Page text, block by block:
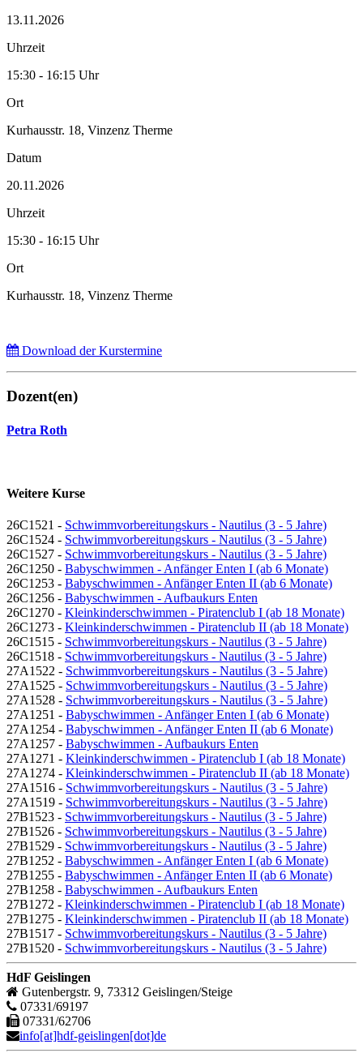
13.11.2026
Uhrzeit
15:30 - 16:15 Uhr
Ort
Kurhausstr. 18, Vinzenz Therme
Datum
20.11.2026
Uhrzeit
15:30 - 16:15 Uhr
Ort
Kurhausstr. 18, Vinzenz Therme
Download der Kurstermine
Dozent(en)
Petra Roth
Weitere Kurse
26C1521 - Schwimmvorbereitungskurs - Nautilus (3 - 5 Jahre)
26C1524 - Schwimmvorbereitungskurs - Nautilus (3 - 5 Jahre)
26C1527 - Schwimmvorbereitungskurs - Nautilus (3 - 5 Jahre)
26C1250 - Babyschwimmen - Anfänger Enten I (ab 6 Monate)
26C1253 - Babyschwimmen - Anfänger Enten II (ab 6 Monate)
26C1256 - Babyschwimmen - Aufbaukurs Enten
26C1270 - Kleinkinderschwimmen - Piratenclub I (ab 18 Monate)
26C1273 - Kleinkinderschwimmen - Piratenclub II (ab 18 Monate)
26C1515 - Schwimmvorbereitungskurs - Nautilus (3 - 5 Jahre)
26C1518 - Schwimmvorbereitungskurs - Nautilus (3 - 5 Jahre)
27A1522 - Schwimmvorbereitungskurs - Nautilus (3 - 5 Jahre)
27A1525 - Schwimmvorbereitungskurs - Nautilus (3 - 5 Jahre)
27A1528 - Schwimmvorbereitungskurs - Nautilus (3 - 5 Jahre)
27A1251 - Babyschwimmen - Anfänger Enten I (ab 6 Monate)
27A1254 - Babyschwimmen - Anfänger Enten II (ab 6 Monate)
27A1257 - Babyschwimmen - Aufbaukurs Enten
27A1271 - Kleinkinderschwimmen - Piratenclub I (ab 18 Monate)
27A1274 - Kleinkinderschwimmen - Piratenclub II (ab 18 Monate)
27A1516 - Schwimmvorbereitungskurs - Nautilus (3 - 5 Jahre)
27A1519 - Schwimmvorbereitungskurs - Nautilus (3 - 5 Jahre)
27B1523 - Schwimmvorbereitungskurs - Nautilus (3 - 5 Jahre)
27B1526 - Schwimmvorbereitungskurs - Nautilus (3 - 5 Jahre)
27B1529 - Schwimmvorbereitungskurs - Nautilus (3 - 5 Jahre)
27B1252 - Babyschwimmen - Anfänger Enten I (ab 6 Monate)
27B1255 - Babyschwimmen - Anfänger Enten II (ab 6 Monate)
27B1258 - Babyschwimmen - Aufbaukurs Enten
27B1272 - Kleinkinderschwimmen - Piratenclub I (ab 18 Monate)
27B1275 - Kleinkinderschwimmen - Piratenclub II (ab 18 Monate)
27B1517 - Schwimmvorbereitungskurs - Nautilus (3 - 5 Jahre)
27B1520 - Schwimmvorbereitungskurs - Nautilus (3 - 5 Jahre)
HdF Geislingen
Gutenbergstr. 9, 73312 Geislingen/Steige
07331/69197
07331/62706
info[at]hdf-geislingen[dot]de